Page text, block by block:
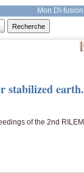
Mon DI-fusion
stabilized earth.
of the 2nd RILEM